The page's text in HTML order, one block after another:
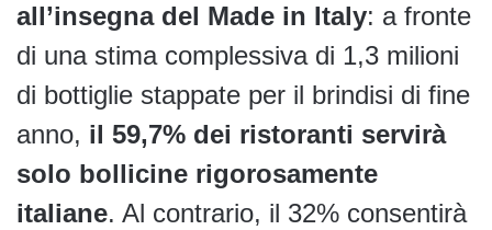
all’insegna del Made in Italy: a fronte
di una stima complessiva di 1,3 milioni
di bottiglie stappate per il brindisi di fine
anno, il 59,7% dei ristoranti servirà
solo bollicine rigorosamente
italiane. Al contrario, il 32% consentirà